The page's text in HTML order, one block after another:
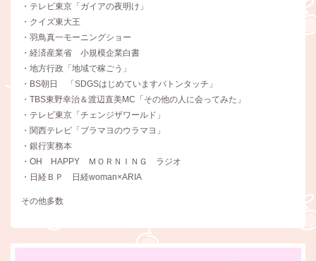
・テレビ東京「ガイアの夜明け」
・クイズ東大王
・羽鳥真一モーニングショー
・経済産業省 小規模企業白書
・地方行政「地域で稼ごう」
・BS朝日 「SDGSはじめていますバトンタッチ」
・TBS東野幸治＆渡辺直美MC「その他の人に会ってみた」
・テレビ東京「チェンジザワールド」
・関西テレビ「ブラマヨのウラマヨ」
・銀行実務本
・OH HAPPY ＭＯＲＮＩＮＧ ラジオ
・日経ＢＰ 日経woman×ARIA
その他多数